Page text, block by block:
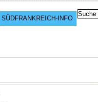
SÜDFRANKREICH-INFO